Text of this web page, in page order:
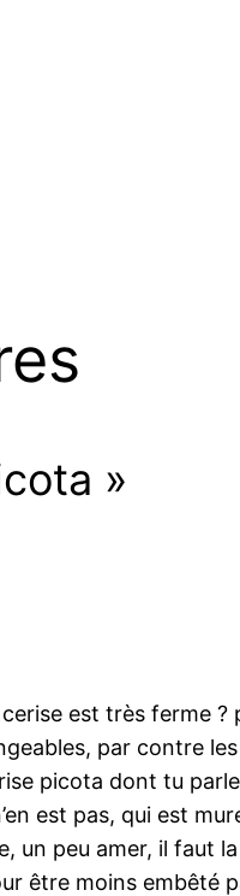
»
est très ferme
par contre
picota dont tu
est pas, qui est
un peu amer, il faut
être moins embêté